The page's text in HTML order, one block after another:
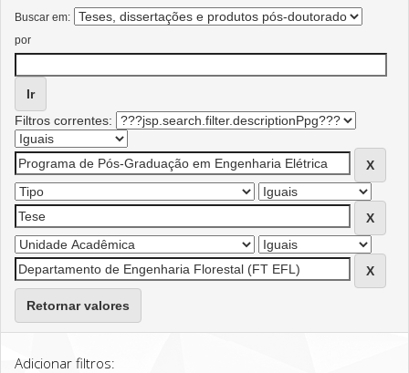
Buscar em:
por
Filtros correntes:
Retornar valores
Adicionar filtros: